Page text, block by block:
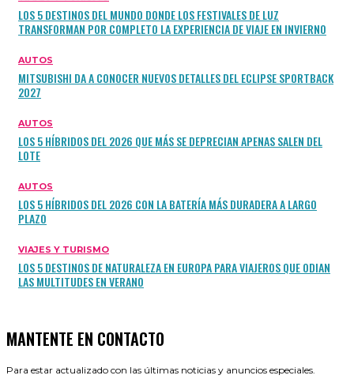
LOS 5 DESTINOS DEL MUNDO DONDE LOS FESTIVALES DE LUZ
TRANSFORMAN POR COMPLETO LA EXPERIENCIA DE VIAJE EN INVIERNO
AUTOS
MITSUBISHI DA A CONOCER NUEVOS DETALLES DEL ECLIPSE SPORTBACK
2027
AUTOS
LOS 5 HÍBRIDOS DEL 2026 QUE MÁS SE DEPRECIAN APENAS SALEN DEL
LOTE
AUTOS
LOS 5 HÍBRIDOS DEL 2026 CON LA BATERÍA MÁS DURADERA A LARGO
PLAZO
VIAJES Y TURISMO
LOS 5 DESTINOS DE NATURALEZA EN EUROPA PARA VIAJEROS QUE ODIAN
LAS MULTITUDES EN VERANO
MANTENTE EN CONTACTO
Para estar actualizado con las últimas noticias y anuncios especiales.